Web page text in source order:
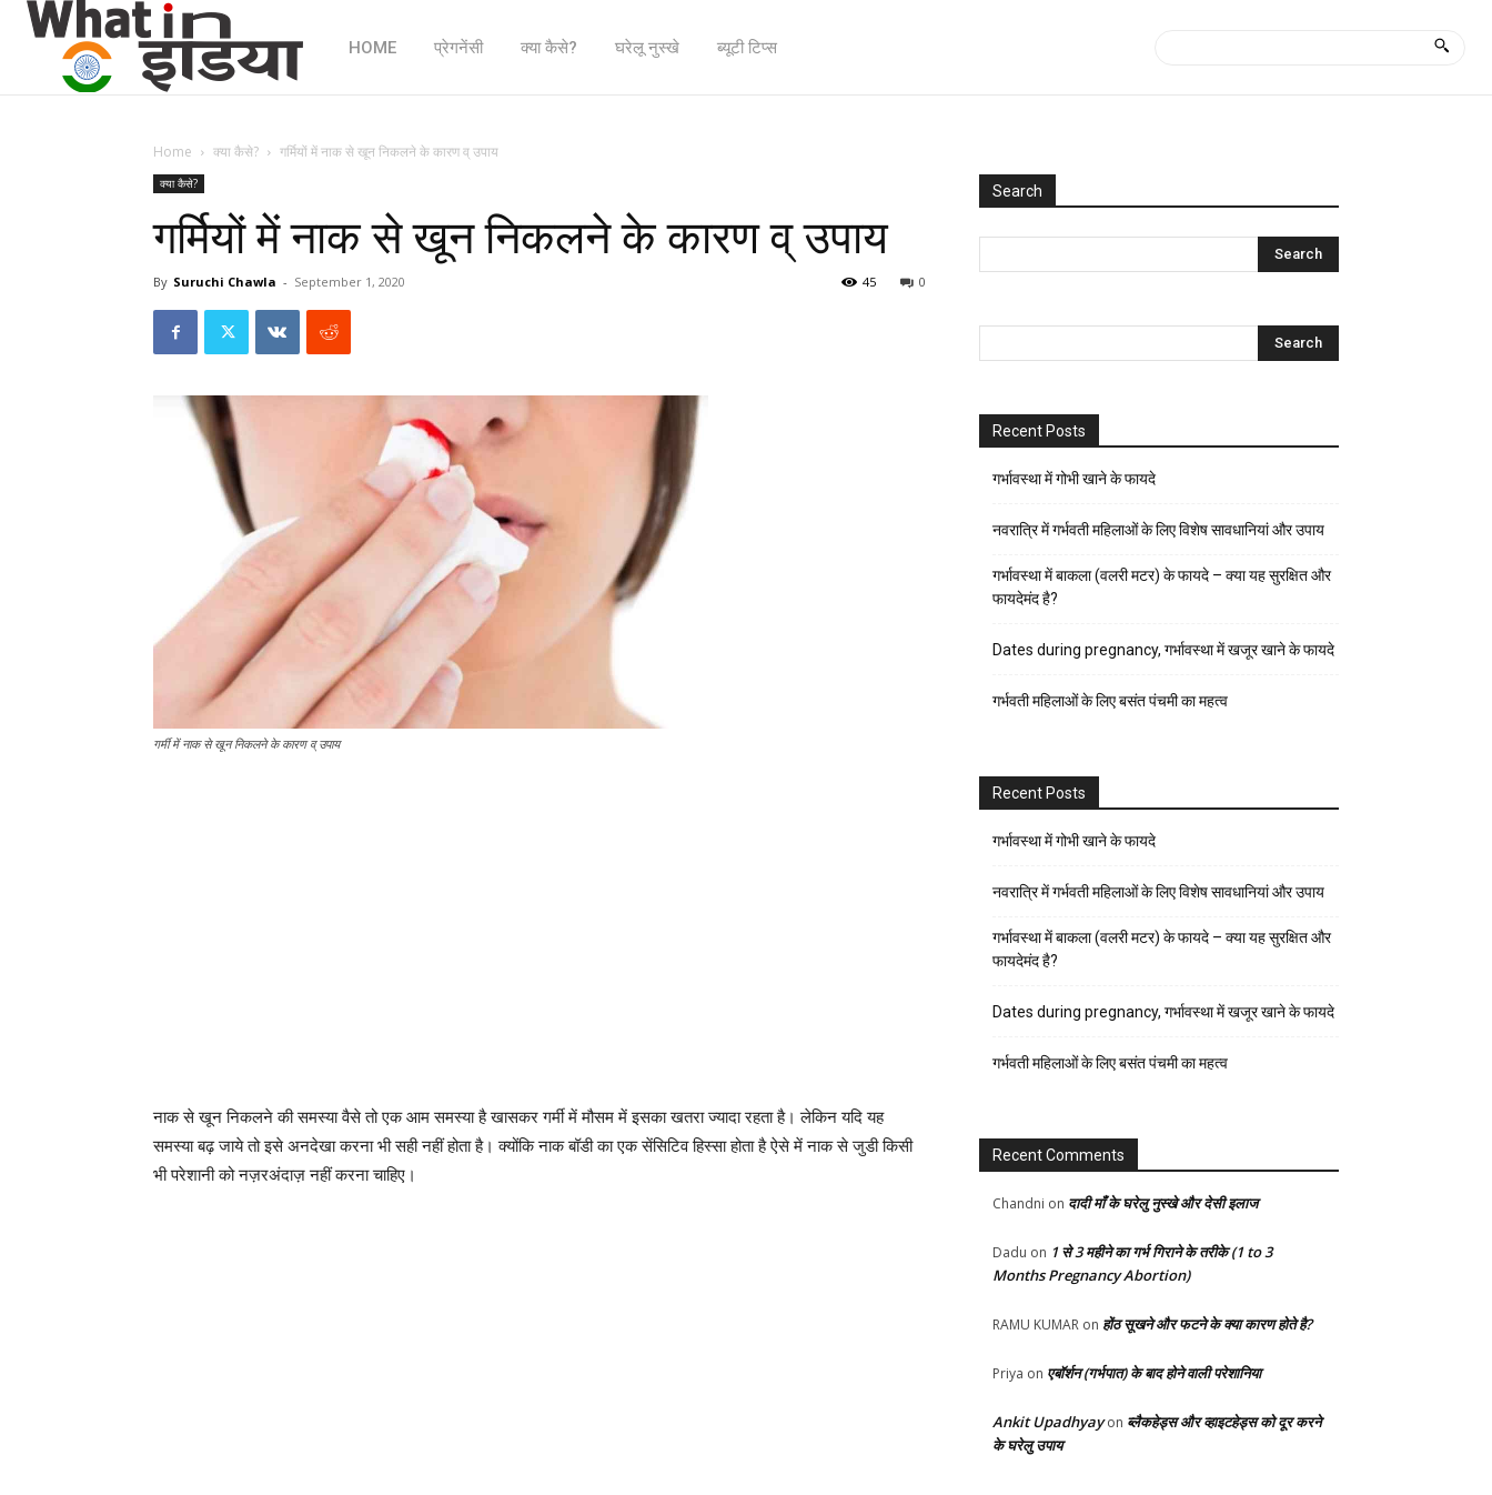
HOME प्रेगनेंसी क्या कैसे? घरेलू नुस्खे ब्यूटी टिप्स
Home क्या कैसे? गर्मियों में नाक से खून निकलने के कारण व् उपाय
क्या कैसे?
गर्मियों में नाक से खून निकलने के कारण व् उपाय
By Suruchi Chawla - September 1, 2020 0
45
गर्मी में नाक से खून निकलने के कारण व् उपाय
नाक से खून निकलने की समस्या वैसे तो एक आम समस्या है खासकर गर्मी में मौसम में इसका खतरा ज्यादा रहता है। लेकिन यदि यह
समस्या बढ़ जाये तो इसे अनदेखा करना भी सही नहीं होता है। क्योंकि नाक बॉडी का एक सेंसिटिव हिस्सा होता है ऐसे में नाक से जुडी किसी
भी परेशानी को नज़रअंदाज़ नहीं करना चाहिए।
Search
Recent Posts
गर्भावस्था में गोभी खाने के फायदे
नवरात्रि में गर्भवती महिलाओं के लिए विशेष सावधानियां और उपाय
गर्भावस्था में बाकला (वलरी मटर) के फायदे – क्या यह सुरक्षित और
फायदेमंद है?
Dates during pregnancy, गर्भावस्था में खजूर खाने के फायदे
गर्भवती महिलाओं के लिए बसंत पंचमी का महत्व
Recent Posts
गर्भावस्था में गोभी खाने के फायदे
नवरात्रि में गर्भवती महिलाओं के लिए विशेष सावधानियां और उपाय
गर्भावस्था में बाकला (वलरी मटर) के फायदे – क्या यह सुरक्षित और
फायदेमंद है?
Dates during pregnancy, गर्भावस्था में खजूर खाने के फायदे
गर्भवती महिलाओं के लिए बसंत पंचमी का महत्व
Recent Comments
Chandni on दादी माँ के घरेलु नुस्खे और देसी इलाज
Dadu on 1 से 3 महीने का गर्भ गिराने के तरीके (1 to 3
Months Pregnancy Abortion)
RAMU KUMAR on होंठ सूखने और फटने के क्या कारण होते है?
Priya on एबॉर्शन (गर्भपात) के बाद होने वाली परेशानिया
Ankit Upadhyayon ब्लैकहेड्स और व्हाइटहेड्स को दूर करने
के घरेलु उपाय